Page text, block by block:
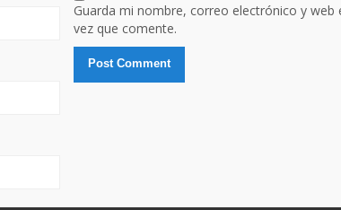
Guarda mi nombre, correo electrónico y
vez que comente.